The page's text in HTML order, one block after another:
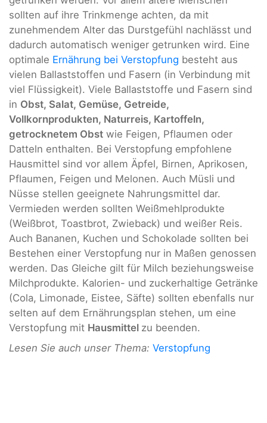
sollten auf ihre Trinkmenge achten, da mit
zunehmendem Alter das Durstgefühl nachlässt und
dadurch automatisch weniger getrunken wird. Eine
optimale Ernährung bei Verstopfung besteht aus
vielen Ballaststoffen und Fasern (in Verbindung mit
viel Flüssigkeit). Viele Ballaststoffe und Fasern sind
in Obst, Salat, Gemüse, Getreide,
Vollkornprodukten, Naturreis, Kartoffeln,
getrocknetem Obst wie Feigen, Pflaumen oder
Datteln enthalten. Bei Verstopfung empfohlene
Hausmittel sind vor allem Äpfel, Birnen, Aprikosen,
Pflaumen, Feigen und Melonen. Auch Müsli und
Nüsse stellen geeignete Nahrungsmittel dar.
Vermieden werden sollten Weißmehlprodukte
(Weißbrot, Toastbrot, Zwieback) und weißer Reis.
Auch Bananen, Kuchen und Schokolade sollten bei
Bestehen einer Verstopfung nur in Maßen genossen
werden. Das Gleiche gilt für Milch beziehungsweise
Milchprodukte. Kalorien- und zuckerhaltige Getränke
(Cola, Limonade, Eistee, Säfte) sollten ebenfalls nur
selten auf dem Ernährungsplan stehen, um eine
Verstopfung mit Hausmittel zu beenden.
Lesen Sie auch unser Thema: Verstopfung